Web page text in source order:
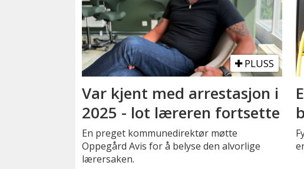
PLUSS
Var kjent med arrestasjon i
2025 - lot læreren fortsette
En preget kommunedirektør møtte
Oppegård Avis for å belyse den alvorlige
lærersaken.